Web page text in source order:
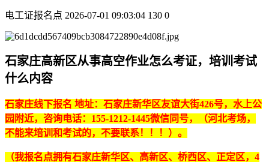
电工证报名点 2026-07-01 09:03:04 130 0
石家庄高新区从事高空作业怎么考证，培训考试
什么内容
石家庄线下报名 地址：石家庄新华区友谊大街426号，水上公
园附近，咨询电话：155-1212-1445微信同号，（河北考场，
不能来培训和考试的，不要联系！！！）。
（我报名点拥有石家庄新华区、高新区、桥西区、正定区，4